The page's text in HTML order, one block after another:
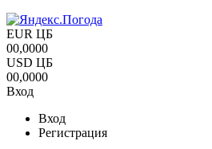
EUR ЦБ
00,0000
USD ЦБ
00,0000
Вход
Вход
Регистрация